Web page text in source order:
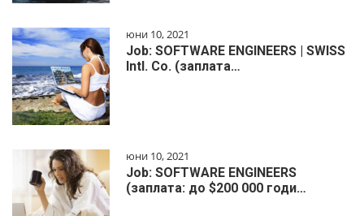
юни 10, 2021
Job: SOFTWARE ENGINEERS | SWISS
Intl. Co. (заплата…
юни 10, 2021
Job: SOFTWARE ENGINEERS
(заплата: до $200 000 годи…